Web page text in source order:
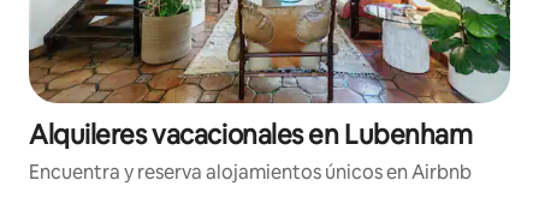
Alquileres vacacionales en Lubenham
Encuentra y reserva alojamientos únicos en Airbnb